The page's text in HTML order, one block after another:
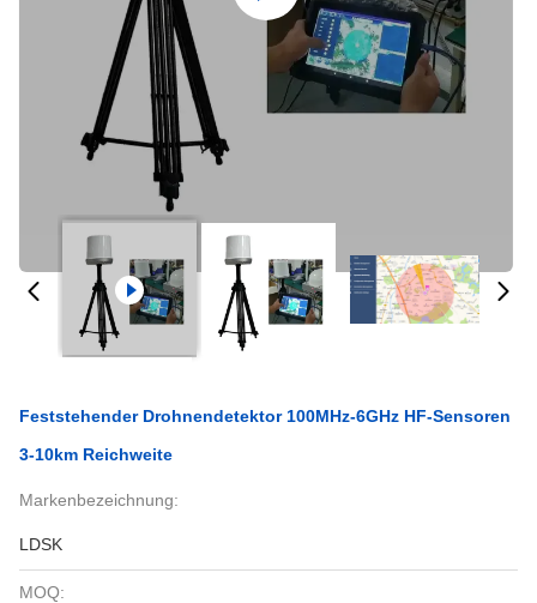
Feststehender Drohnendetektor 100MHz-6GHz HF-Sensoren
3-10km Reichweite
Markenbezeichnung:
LDSK
MOQ: